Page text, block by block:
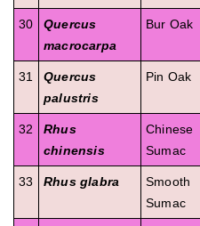
30
Quercus
macrocarpa
Bur Oak
31
Quercus
palustris
Pin Oak
32
Rhus
chinensis
Chinese
Sumac
33 Rhus glabra
Smooth
Sumac